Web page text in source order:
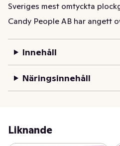
Sveriges mest omtyckta
produkter i serien är
Candy People AB har angett
Innehåll
Näringsinnehåll
Liknande